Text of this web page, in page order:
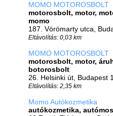
MOMO MOTOROSBOLT
motorosbolt, motor,
momo
187. Vörömarty utca,
Eltávolítás: 0,03 km
MOMO MOTOROSBOLT
motorosbolt, motor,
botorosbolt
26. Helsinki út, Budapest
Eltávolítás: 2,35 km
Momo Autókozmetika
autókozmetika,